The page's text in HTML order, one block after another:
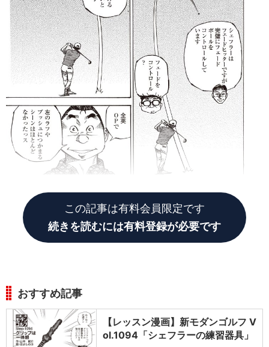
この記事は有料会員限定です
続きを読むには有料登録が必要です
おすすめ記事
【レッスン漫画】新モダンゴルフ V
ol.1094「シェフラーの練習器具」